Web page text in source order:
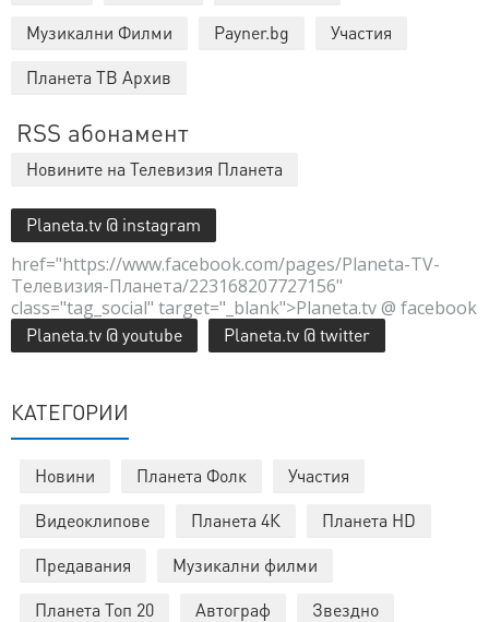
Музикални Филми
Payner.bg
Участия
Планета ТВ Архив
RSS абонамент
Новините на Телевизия Планета
Planeta.tv @ instagram
href="https://www.facebook.com/pages/Planeta-TV-
Телевизия-Планета/223168207727156"
class="tag_social" target="_blank">Planeta.tv @ facebook
Planeta.tv @ youtube Planeta.tv @ twitter
КАТЕГОРИИ
Новини Планета Фолк
Участия
Видеоклипове
Планета 4К
Планета HD
Предавания
Музикални филми
Планета Топ 20
Автограф
Звездно